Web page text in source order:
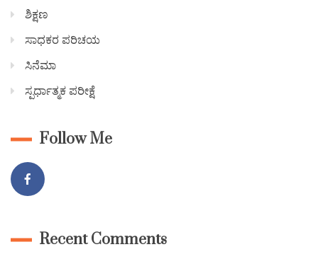
ಶಿಕ್ಷಣ
ಸಾಧಕರ ಪರಿಚಯ
ಸಿನೆಮಾ
ಸ್ಪರ್ಧಾತ್ಮಕ ಪರೀಕ್ಷೆ
Follow Me
Recent Comments